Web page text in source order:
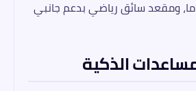
ومقعد سائق رياضي بدعم جانبي
الذكية